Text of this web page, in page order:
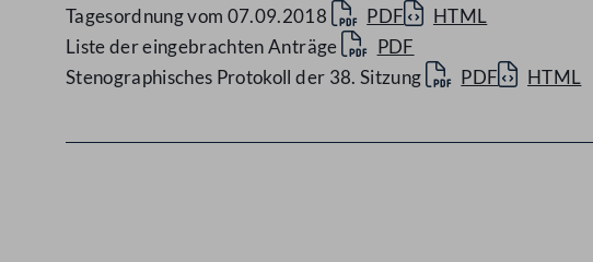
Tagesordnung vom 07.09.2018 PDF
HTML
Liste der eingebrachten Anträge
PDF
Stenographisches Protokoll der 38. Sitzung
PDF HTML